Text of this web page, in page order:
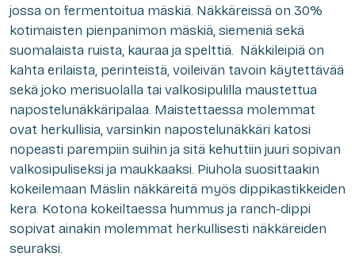
jossa on fermentoitua mäskiä. Näkkäreissä on 30%
kotimaisten pienpanimon mäskiä, siemeniä sekä
suomalaista ruista, kauraa ja spelttiä. Näkkileipiä on
kahta erilaista, perinteistä, voileivän tavoin käytettävää
sekä joko merisuolalla tai valkosipulilla maustettua
napostelunäkkäripalaa. Maistettaessa molemmat
ovat herkullisia, varsinkin napostelunäkkäri katosi
nopeasti parempiin suihin ja sitä kehuttiin juuri sopivan
valkosipuliseksi ja maukkaaksi. Piuhola suosittaakin
kokeilemaan Mäslin näkkäreitä myös dippikastikkeiden
kera. Kotona kokeiltaessa hummus ja ranch-dippi
sopivat ainakin molemmat herkullisesti näkkäreiden
seuraksi.